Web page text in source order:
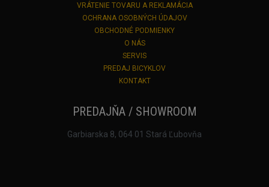
VRÁTENIE TOVARU A REKLAMÁCIA
OCHRANA OSOBNÝCH ÚDAJOV
OBCHODNÉ PODMIENKY
O NÁS
SERVIS
PREDAJ BICYKLOV
KONTAKT
PREDAJŇA / SHOWROOM
Garbiarska 8, 064 01 Stará Ľubovňa